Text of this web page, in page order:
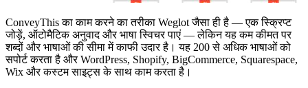
ConveyThis का काम करने का तरीका Weglot जैसा ही है — एक स्क्रिप्ट
जोड़ें, ऑटोमैटिक अनुवाद और भाषा स्विचर पाएं — लेकिन यह कम कीमत पर
शब्दों और भाषाओं की सीमा में काफी उदार है। यह 200 से अधिक भाषाओं को
सपोर्ट करता है और WordPress, Shopify, BigCommerce, Squarespace,
Wix और कस्टम साइट्स के साथ काम करता है।